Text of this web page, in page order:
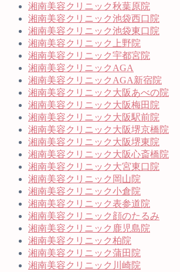
湘南美容クリニック秋葉原院
湘南美容クリニック池袋西口院
湘南美容クリニック池袋東口院
湘南美容クリニック上野院
湘南美容クリニック宇都宮院
湘南美容クリニックAGA
湘南美容クリニックAGA新宿院
湘南美容クリニック大阪あべの院
湘南美容クリニック大阪梅田院
湘南美容クリニック大阪駅前院
湘南美容クリニック大阪堺京橋院
湘南美容クリニック大阪堺東院
湘南美容クリニック大阪心斎橋院
湘南美容クリニック大宮東口院
湘南美容クリニック岡山院
湘南美容クリニック小倉院
湘南美容クリニック表参道院
湘南美容クリニック顔のたるみ
湘南美容クリニック鹿児島院
湘南美容クリニック柏院
湘南美容クリニック蒲田院
湘南美容クリニック川崎院